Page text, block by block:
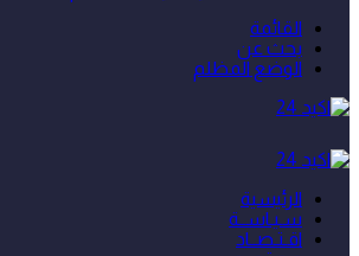
القائمة
بحث عن
الوضع المظلم
الرئيسية
سـيـاســة
اقـتـصــاد